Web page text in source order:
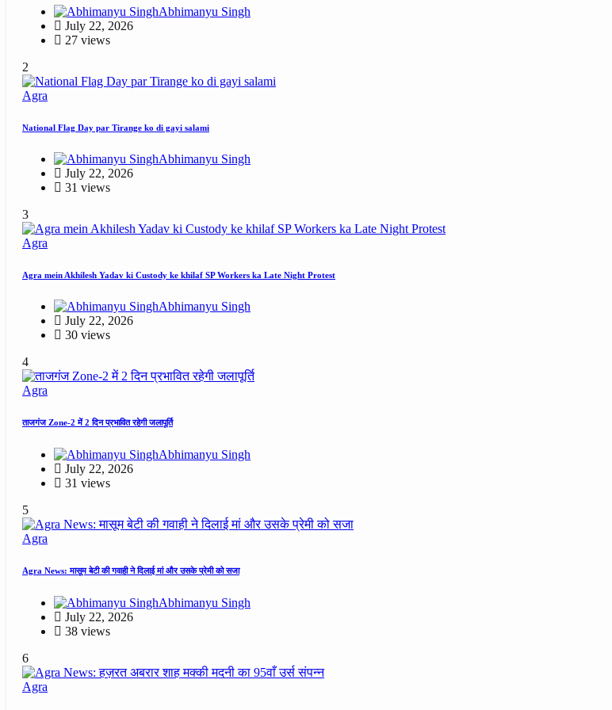
Abhimanyu Singh
July 22, 2026
27 views
2
Agra
National Flag Day par Tirange ko di gayi salami
Abhimanyu Singh
July 22, 2026
31 views
3
Agra
Agra mein Akhilesh Yadav ki Custody ke khilaf SP Workers ka Late Night Protest
Abhimanyu Singh
July 22, 2026
30 views
4
Agra
ताजगंज Zone-2 में 2 दिन प्रभावित रहेगी जलापूर्ति
Abhimanyu Singh
July 22, 2026
31 views
5
Agra
Agra News: मासूम बेटी की गवाही ने दिलाई मां और उसके प्रेमी को सजा
Abhimanyu Singh
July 22, 2026
38 views
6
Agra